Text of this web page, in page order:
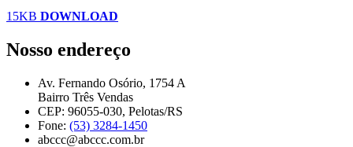
15KB DOWNLOAD
Nosso endereço
Av. Fernando Osório, 1754 A
Bairro Três Vendas
CEP: 96055-030, Pelotas/RS
Fone: (53) 3284-1450
abccc@abccc.com.br